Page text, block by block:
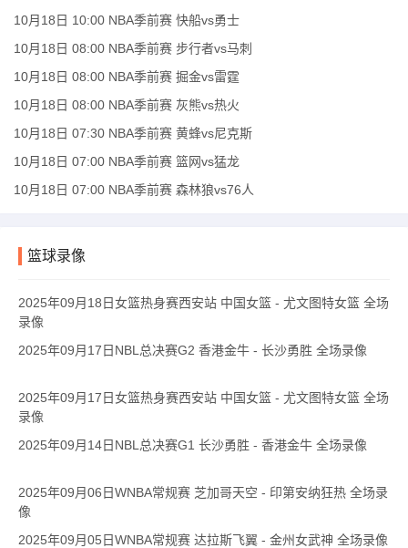
10月18日 10:00 NBA季前赛 快船vs勇士
10月18日 08:00 NBA季前赛 步行者vs马刺
10月18日 08:00 NBA季前赛 掘金vs雷霆
10月18日 08:00 NBA季前赛 灰熊vs热火
10月18日 07:30 NBA季前赛 黄蜂vs尼克斯
10月18日 07:00 NBA季前赛 篮网vs猛龙
10月18日 07:00 NBA季前赛 森林狼vs76人
篮球录像
2025年09月18日女篮热身赛西安站 中国女篮 - 尤文图特女篮 全场
录像
2025年09月17日NBL总决赛G2 香港金牛 - 长沙勇胜 全场录像
2025年09月17日女篮热身赛西安站 中国女篮 - 尤文图特女篮 全场
录像
2025年09月14日NBL总决赛G1 长沙勇胜 - 香港金牛 全场录像
2025年09月06日WNBA常规赛 芝加哥天空 - 印第安纳狂热 全场录
像
2025年09月05日WNBA常规赛 达拉斯飞翼 - 金州女武神 全场录像